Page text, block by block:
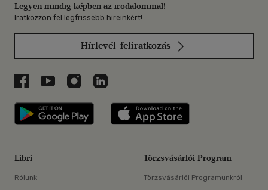
Legyen mindig képben az irodalommal!
Iratkozzon fel legfrissebb híreinkért!
Hírlevél-feliratkozás
Libri a Facebookon
Libri a Youtube-on
Libri az Instagramon
Libri a LinkedInen
Libri applikáció Szerezd meg: Google
Libri
Rólunk
Törzsvásárlói Program
Törzsvásárlói Programunkról